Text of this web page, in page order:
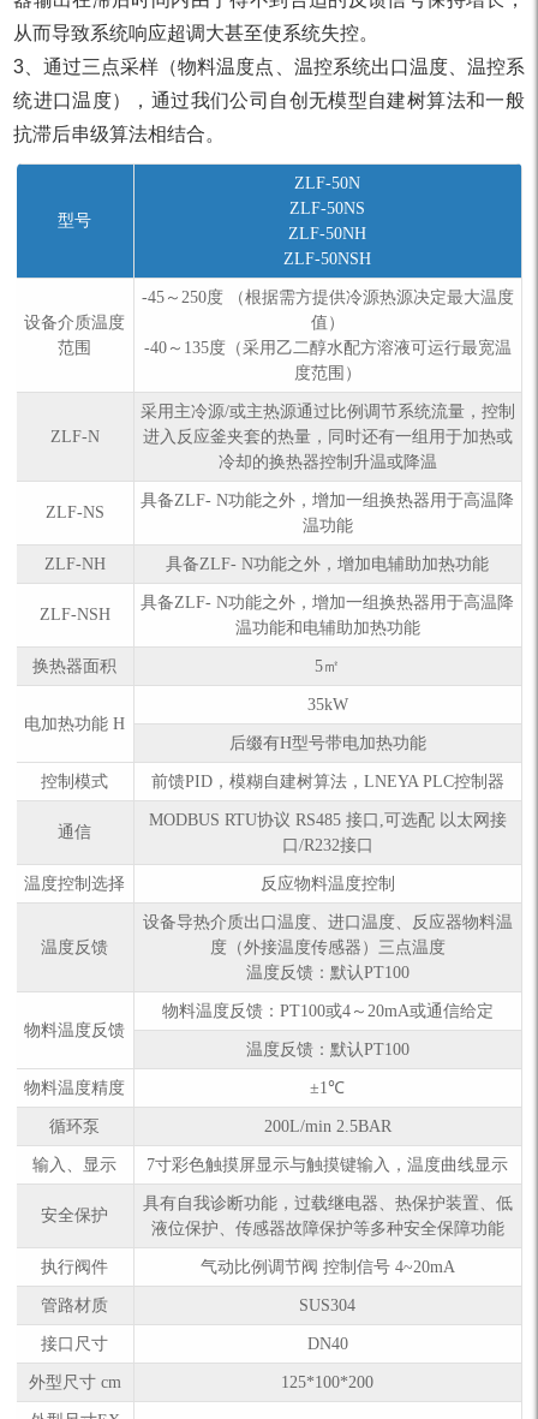
从而导致系统响应超调大甚至使系统失控。
3、通过三点采样（物料温度点、温控系统出口温度、温控系
统进口温度），通过我们公司自创无模型自建树算法和一般
抗滞后串级算法相结合。
型号
ZLF-50N
ZLF-50NS
ZLF-50NH
ZLF-50NSH
设备介质温度
范围
-45～250度 （根据需方提供冷源热源决定最大温度
值）
-40～135度（采用乙二醇水配方溶液可运行最宽温
度范围）
ZLF-N
采用主冷源/或主热源通过比例调节系统流量，控制
进入反应釜夹套的热量，同时还有一组用于加热或
冷却的换热器控制升温或降温
ZLF-NS
具备ZLF- N功能之外，增加一组换热器用于高温降
温功能
ZLF-NH 具备ZLF- N功能之外，增加电辅助加热功能
ZLF-NSH
具备ZLF- N功能之外，增加一组换热器用于高温降
温功能和电辅助加热功能
换热器面积 5㎡
电加热功能 H
35kW
后缀有H型号带电加热功能
控制模式 前馈PID，模糊自建树算法，LNEYA PLC控制器
通信
MODBUS RTU协议 RS485 接口,可选配 以太网接
口/R232接口
温度控制选择 反应物料温度控制
温度反馈
设备导热介质出口温度、进口温度、反应器物料温
度（外接温度传感器）三点温度
温度反馈：默认PT100
物料温度反馈
物料温度反馈：PT100或4～20mA或通信给定
温度反馈：默认PT100
物料温度精度 ±1℃
循环泵 200L/min 2.5BAR
输入、显示 7寸彩色触摸屏显示与触摸键输入，温度曲线显示
安全保护
具有自我诊断功能，过载继电器、热保护装置、低
液位保护、传感器故障保护等多种安全保障功能
执行阀件 气动比例调节阀 控制信号 4~20mA
管路材质 SUS304
接口尺寸 DN40
外型尺寸 cm 125*100*200